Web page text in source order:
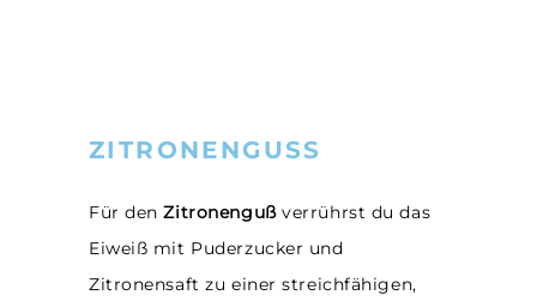
ZITRONENGUSS
Für denZitronengußverrührst du das
Eiweiß mit Puderzucker und
Zitronensaft zu einer streichfähigen,